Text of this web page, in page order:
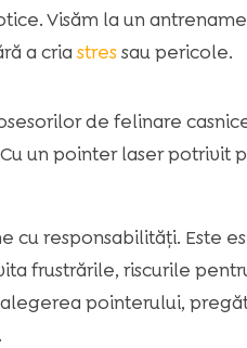
Visăm la un
a cria stressau pericole.
de felinare
un pointer laser potrivit
cu responsabilități. Este
frustrările, riscurile
pointerului,